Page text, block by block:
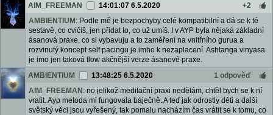
AIM_FREEMAN
14:01:07 6.5.2020
+2
AMBIENTIUM : Podle mě je bezpochyby celé kompatibilní a dá se k té
sestavě, co cvičíš, jen přidat to, co už umíš. I v AYP byla nějaká základní
ásanová praxe, co si vybavuju a to zaměření na vnitřního gurua a
rozvinutý koncept self pacingu je imho k nezaplacení. Ashtanga vinyasa
je imo jen taková flow akčnější verze ásanové praxe.
AMBIENTIUM
13:48:25 6.5.2020
1 odpověď
AIM_FREEMAN : no jelikož meditační praxi nedělám, chtěl bych se k ní
vratit. Ayp metoda mi fungovala báječně. A teď jak odrostly děti a další
světský věci jsou vyřešený, tak pomalu nacházím čas vrátit se k tomu, co